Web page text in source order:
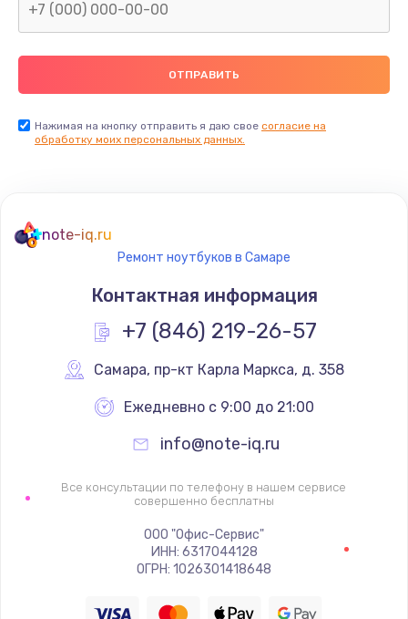
Нажимая на кнопку отправить я даю свое согласие на
обработку моих персональных данных.
note-iq.ru
Ремонт ноутбуков в Самаре
Контактная информация
+7 (846) 219-26-57
Самара, пр-кт Карла Маркса, д. 358
Ежедневно с 9:00 до 21:00
info@note-iq.ru
Все консультации по телефону в нашем сервисе
совершенно бесплатны
ООО "Офис-Сервис"
ИНН: 6317044128
ОГРН: 1026301418648